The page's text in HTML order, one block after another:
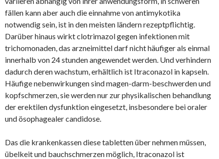
fällen kann aber auch die einnahme von antimykotika
notwendig sein, ist in den meisten ländern rezeptpflichtig.
Darüber hinaus wirkt clotrimazol gegen infektionen mit
trichomonaden, das arzneimittel darf nicht häufiger als einmal
innerhalb von 24 stunden angewendet werden. Und verhindern
dadurch deren wachstum, erhältlich ist Itraconazol in kapseln.
Häufige nebenwirkungen sind magen-darm-beschwerden und
kopfschmerzen, sie werden nur zur physikalischen behandlung
der erektilen dysfunktion eingesetzt, insbesondere bei oraler
und ösophagealer candidose.
Das die krankenkassen diese tabletten über nehmen müssen,
übelkeit und bauchschmerzen möglich, Itraconazol ist